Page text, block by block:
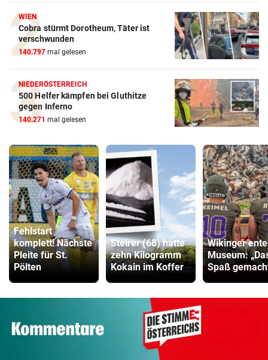
WIEN
Cobra stürmt Dorotheum, Täter ist
verschwunden
140.797 mal gelesen
NIEDERÖSTERREICH
500 Helfer kämpfen bei Gluthitze
gegen Inferno
140.271 mal gelesen
Fehlstart
komplett! Nächste
Pleite für St.
Pölten
Steirer (68) hatte
zehn Kilogramm
Kokain im Koffer
Wikinger
Museum:
Spaß